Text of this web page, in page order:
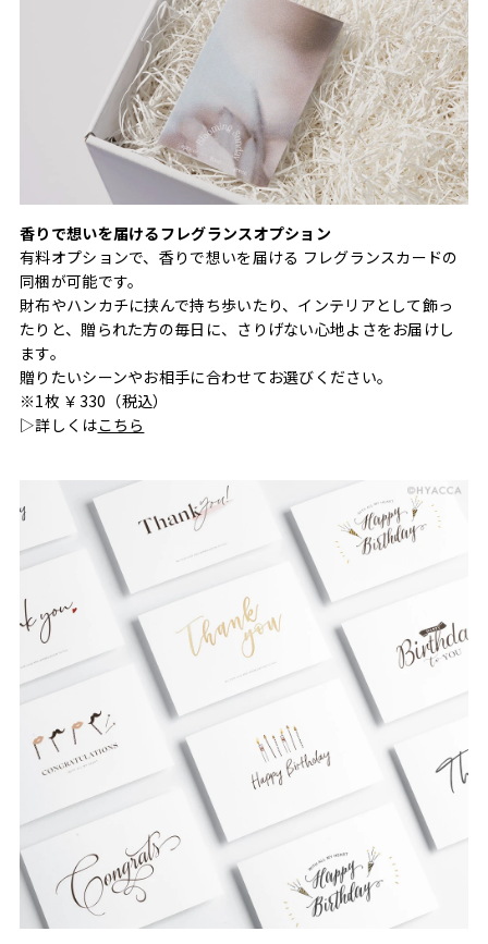
香りで想いを届けるフレグランスオプション
有料オプションで、香りで想いを届ける フレグランスカードの
同梱が可能です。
財布やハンカチに挟んで持ち歩いたり、インテリアとして飾っ
たりと、贈られた方の毎日に、さりげない心地よさをお届けし
ます。
贈りたいシーンやお相手に合わせてお選びください。
※1枚 ￥330（税込）
▷詳しくはこちら